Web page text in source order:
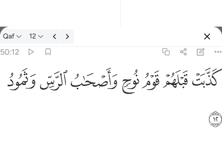
Tafsir: Qaf 50:12
Qaf 12
50:12
كذبت قبلهم قوم نوح واصحاب الرس وثمود ١٢
كَذَّبَتْ قَبْلَهُمْ قَوْمُ نُوحٍۢ وَأَصْحَـٰبُ ٱلرَّسِّ وَثَمُودُ ١٢
ﲫﲬﲭﲮﲯﲰﲱ
ﲲ